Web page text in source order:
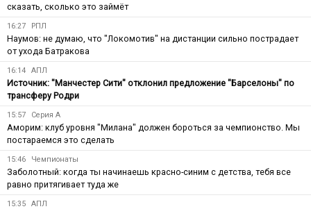
сказать, сколько это займёт
16:27 РПЛ
Наумов: не думаю, что "Локомотив" на дистанции сильно пострадает
от ухода Батракова
16:14 АПЛ
Источник: "Манчестер Сити" отклонил предложение "Барселоны" по
трансферу Родри
15:57 Серия А
Аморим: клуб уровня "Милана" должен бороться за чемпионство. Мы
постараемся это сделать
15:46 Чемпионаты
Заболотный: когда ты начинаешь красно-синим с детства, тебя все
равно притягивает туда же
15:35 АПЛ